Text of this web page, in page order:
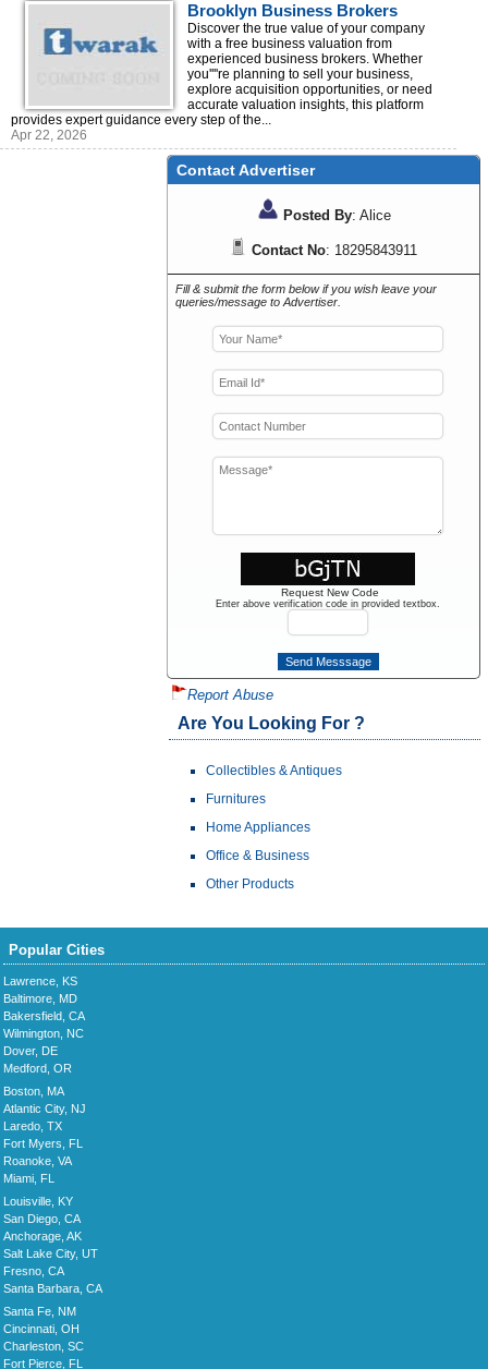
Brooklyn Business Brokers
Discover the true value of your company
with a free business valuation from
experienced business brokers. Whether
you''''re planning to sell your business,
explore acquisition opportunities, or need
accurate valuation insights, this platform
provides expert guidance every step of the...
Apr 22, 2026
Contact Advertiser
Posted By: Alice
Contact No: 18295843911
Fill & submit the form below if you wish leave your
queries/message to Advertiser.
Request New Code
Enter above verification code in provided textbox.
Report Abuse
Are You Looking For ?
Collectibles & Antiques
Furnitures
Home Appliances
Office & Business
Other Products
Popular Cities
Lawrence, KS
Baltimore, MD
Bakersfield, CA
Wilmington, NC
Dover, DE
Medford, OR
Boston, MA
Atlantic City, NJ
Laredo, TX
Fort Myers, FL
Roanoke, VA
Miami, FL
Louisville, KY
San Diego, CA
Anchorage, AK
Salt Lake City, UT
Fresno, CA
Santa Barbara, CA
Santa Fe, NM
Cincinnati, OH
Charleston, SC
Fort Pierce, FL